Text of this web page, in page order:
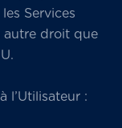
Services
autre droit que
l’Utilisateur :